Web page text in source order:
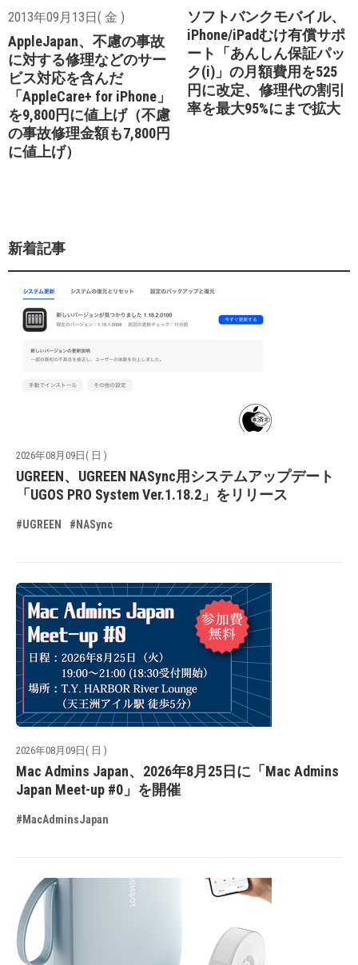
2013年09月13日( 金 )
AppleJapan、不慮の事故
に対する修理などのサー
ビス対応を含んだ
「AppleCare+ for iPhone」
を9,800円に値上げ（不慮
の事故修理金額も7,800円
に値上げ）
ソフトバンクモバイル、
iPhone/iPadむけ有償サポ
ート「あんしん保証パッ
ク(i)」の月額費用を525
円に改定、修理代の割引
率を最大95%にまで拡大
新着記事
2026年08月09日( 日 )
UGREEN、UGREEN NASync用システムアップデート
「UGOS PRO System Ver.1.18.2」をリリース
#UGREEN #NASync
2026年08月09日( 日 )
Mac Admins Japan、2026年8月25日に「Mac Admins
Japan Meet-up #0」を開催
#MacAdminsJapan